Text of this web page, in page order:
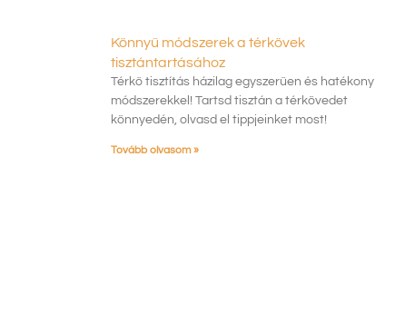
Könnyű módszerek a térkövek
tisztántartásához
Térkő tisztítás házilag egyszerűen és hatékony
módszerekkel! Tartsd tisztán a térkövedet
könnyedén, olvasd el tippjeinket most!
Tovább olvasom »